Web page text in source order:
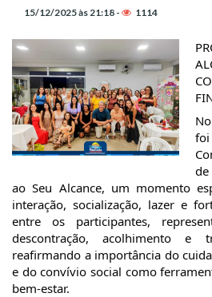
15/12/2025 às 21:18 - 1114
ao Seu Alcance, um momento
interação, socialização, lazer e
entre os participantes,
descontração, acolhimento e
reafirmando a importância do
e do convívio social como
bem-estar.